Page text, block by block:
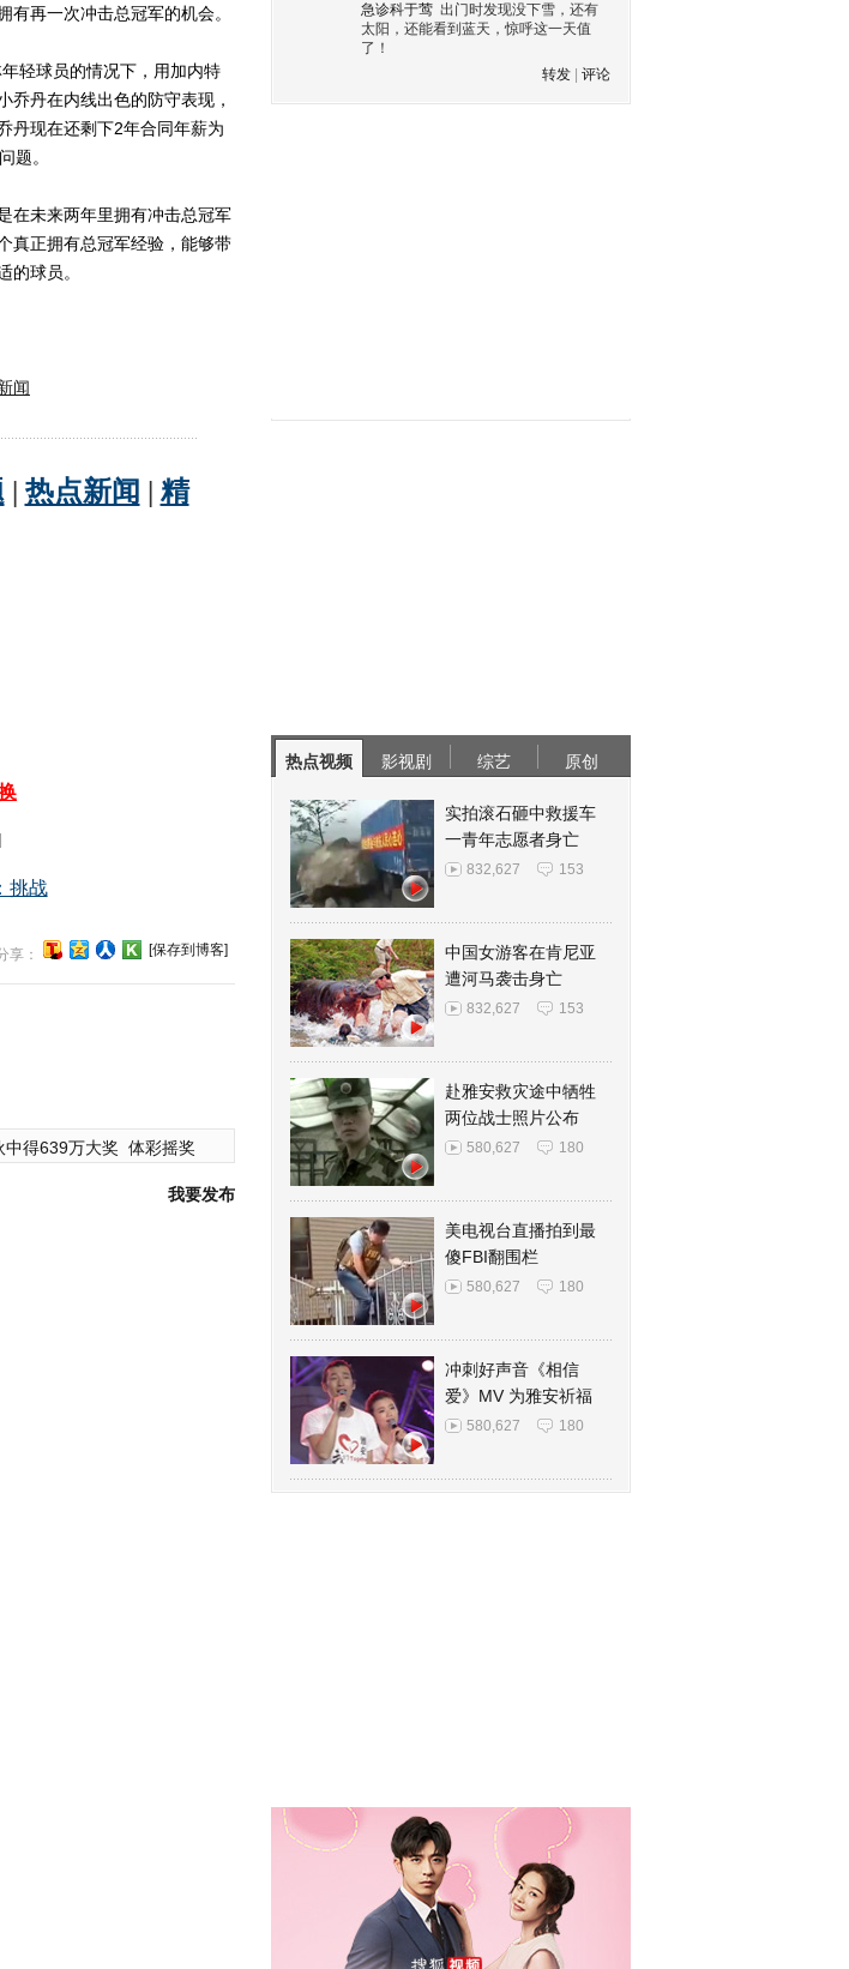
再一次冲击总冠军的机会。
轻球员的情况下，用加内特
丹在内线出色的防守表现，
丹现在还剩下2年合同年薪为
题。
未来两年里拥有冲击总冠军
真正拥有总冠军经验，能够带
的球员。
闻
享： [保存到博客]
中得639万大奖 体彩摇奖
我要发布
急诊科于莺 出门时发现没下雪，还有
太阳，还能看到蓝天，惊呼这一天值
了！
转发
评论
热点视频 影视剧 综艺 原创
实拍滚石砸中救援车
一青年志愿者身亡
832,627 153
中国女游客在肯尼亚
遭河马袭击身亡
832,627 153
赴雅安救灾途中牺牲
两位战士照片公布
580,627 180
美电视台直播拍到最
傻FBI翻围栏
580,627 180
冲刺好声音《相信
爱》MV 为雅安祈福
580,627 180